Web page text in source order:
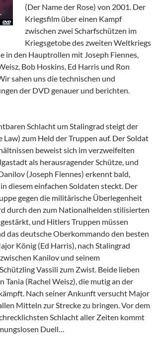
(Der Name der Rose) von 2001. Der
Kriegsfilm über einen Kampf
zwischen zwei Scharfschützen im
Kriegsgetobe des zweiten Weltkriegs
in den Hauptrollen mit Joseph Fiennes,
Bob Hoskins, Ed Harris und Ron
sahen uns die technischen und
der DVD genauer und berichten.
Schlacht um Stalingrad steigt der
Law) zum Held der Truppen auf. Der Soldat
beweist sich im verzweifelten
als herausragender Schütze, und
(Joseph Fiennes) erkennt bald,
diesem einfachen Soldaten steckt. Der
gegen die militärische Überlegenheit
durch den zum Nationalhelden stilisierten
und Hitlers Truppen müssen
das deutsche Oberkommando den besten
König (Ed Harris), nach Stalingrad
Kanilov und seinem
Vassili zum Zwist. Beide lieben
Tania (Rachel Weisz), die mutig an der
Nach seiner Ankunft versucht Major
Mitteln zur Strecke zu bringen. Vor dem
Schlacht aller Zeiten kommt
Duell…